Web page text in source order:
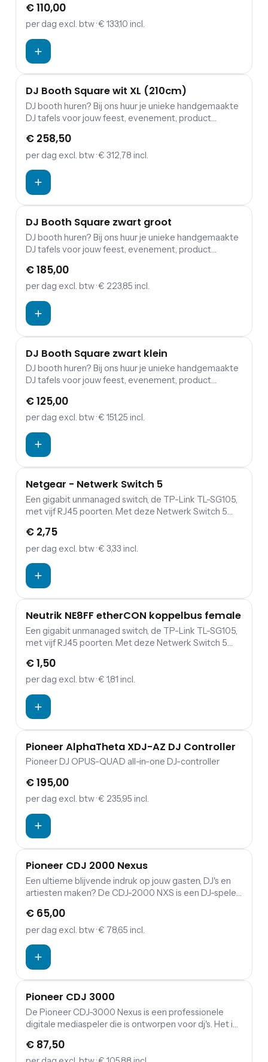
booth biedt plaats aan een complete DJ set: Pioneer
CDJ2000 Nexus, Pioneer CDJ3000 set + DJM-
€ 110,00
per dag excl. btw· € 133,10 incl.
DJ Booth Square wit XL (210cm)
DJ booth huren? Bij ons huur je unieke handgemaakte
DJ tafels voor jouw feest, evenement, product
booth biedt plaats aan een complete DJ set: Pioneer
CDJ2000 Nexus, Pioneer CDJ3000 set + DJM-
149x79cm (LxH) zodat je de Booth zelf kan branden.
€ 258,50
per dag excl. btw· € 312,78 incl.
DJ Booth Square zwart groot
DJ booth huren? Bij ons huur je unieke handgemaakte
DJ tafels voor jouw feest, evenement, product
booth biedt plaats aan een complete DJ set: Pioneer
CDJ2000 Nexus, Pioneer CDJ3000 set + DJM-
149x79cm (LxH) zodat je de Booth zelf kan branden.
€ 185,00
per dag excl. btw· € 223,85 incl.
DJ Booth Square zwart klein
DJ booth huren? Bij ons huur je unieke handgemaakte
DJ tafels voor jouw feest, evenement, product
booth biedt plaats aan een complete DJ set: Pioneer
CDJ2000 Nexus, Pioneer CDJ3000 set + DJM-
€ 125,00
per dag excl. btw· € 151,25 incl.
Netgear - Netwerk Switch 5
Een gigabit unmanaged switch, de TP-Link TL-SG105,
met vijf RJ45 poorten. Met deze Netwerk Switch 5
€ 2,75
per dag excl. btw· € 3,33 incl.
Neutrik NE8FF etherCON koppelbus female
Een gigabit unmanaged switch, de TP-Link TL-SG105,
met vijf RJ45 poorten. Met deze Netwerk Switch 5
€ 1,50
per dag excl. btw· € 1,81 incl.
Pioneer AlphaTheta XDJ-AZ DJ Controller
Pioneer DJ OPUS-QUAD all-in-one DJ-controller
€ 195,00
per dag excl. btw· € 235,95 incl.
Pioneer CDJ 2000 Nexus
Een ultieme blijvende indruk op jouw gasten, DJ's en
artiesten maken? De CDJ-2000 NXS is een DJ-speler,
één, maakt hedendaagse DJ dromen realiteit!
€ 65,00
per dag excl. btw· € 78,65 incl.
Pioneer CDJ 3000
De Pioneer CDJ-3000 Nexus is een professionele
digitale mediaspeler die is ontworpen voor dj's. Het is
speler en heeft een aantal geavanceerde functies die
€ 87,50